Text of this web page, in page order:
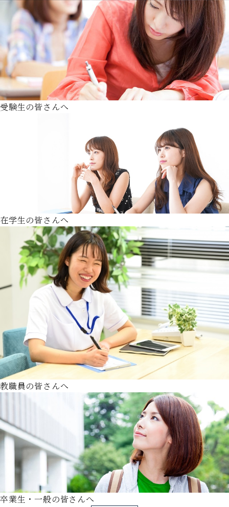
受験生の皆さんへ
在学生の皆さんへ
教職員の皆さんへ
卒業生・一般の皆さんへ